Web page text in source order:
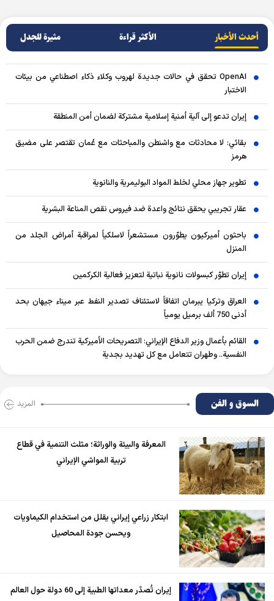
أحدث الأخبار الأکثر قراءة مثيرة للجدل
OpenAI تحقق في حالات جديدة لهروب وكلاء ذكاء اصطناعي من بيئات
الاختبار
إيران تدعو إلى آلية أمنية إسلامية مشتركة لضمان أمن المنطقة
بقائي: لا محادثات مع واشنطن والمباحثات مع عُمان تقتصر على مضيق
هرمز
تطوير جهاز محلي لخلط المواد البوليمرية والنانوية
عقار تجريبي يحقق نتائج واعدة ضد فيروس نقص المناعة البشرية
باحثون أميركيون يطوّرون مستشعراً لاسلكياً لمراقبة أمراض الجلد من
المنزل
إيران تطوّر كبسولات نانوية نباتية لتعزيز فعالية الكركمين
العراق وتركيا يبرمان اتفاقاً لاستئناف تصدير النفط عبر ميناء جيهان بحد
أدنى 750 ألف برميل يومياً
القائم بأعمال وزير الدفاع الإيراني: التصريحات الأميركية تندرج ضمن الحرب
النفسية.. وطهران تتعامل مع كل تهديد بجدية
السوق و الفن المزید
المعرفة والبيئة والوراثة؛ مثلث التنمية في قطاع
تربية المواشي الإيراني
ابتكار زراعي إيراني يقلل من استخدام الكيماويات
ويحسن جودة المحاصيل
إيران تُصدّر معداتها الطبية إلى 60 دولة حول العالم